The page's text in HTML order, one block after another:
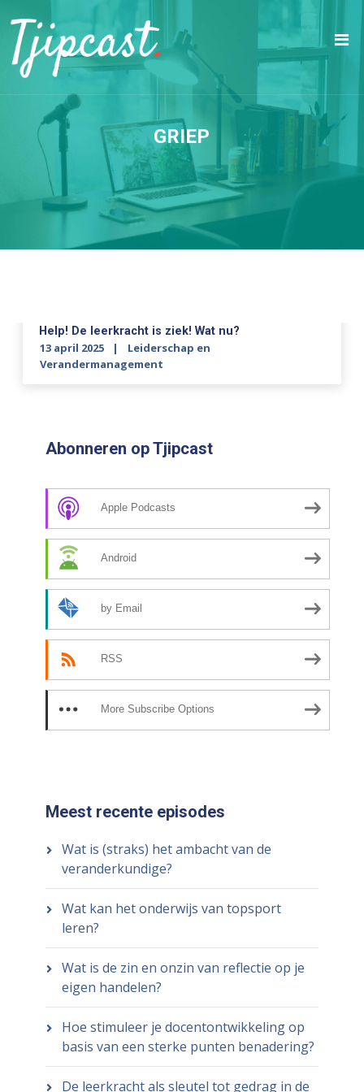
GRIEP
Help! De leerkracht is ziek! Wat nu?
13 april 2025
Leiderschap en
Verandermanagement
Abonneren op Tjipcast
Apple Podcasts
Android
by Email
RSS
More Subscribe Options
Meest recente episodes
Wat is (straks) het ambacht van de
veranderkundige?
Wat kan het onderwijs van topsport
leren?
Wat is de zin en onzin van reflectie op je
eigen handelen?
Hoe stimuleer je docentontwikkeling op
basis van een sterke punten benadering?
De leerkracht als sleutel tot gedrag in de